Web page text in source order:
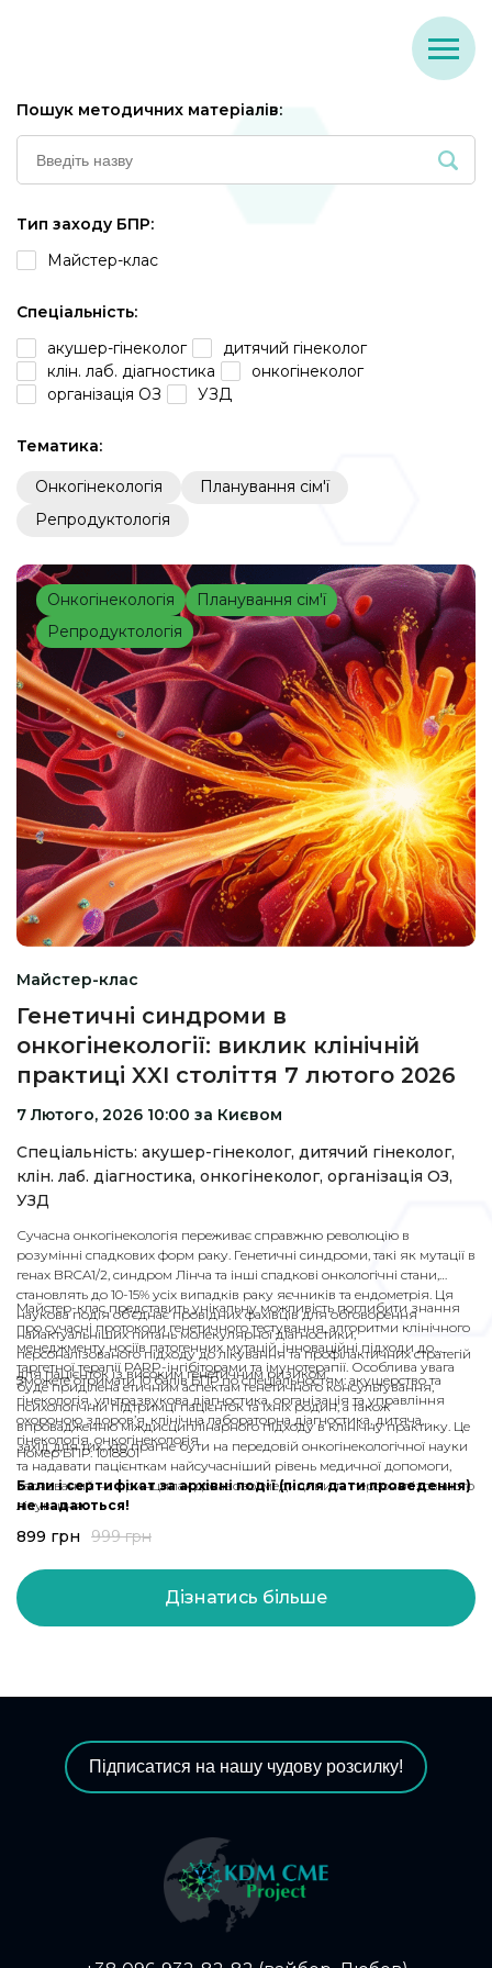
Пошук методичних матеріалів:
Тип заходу БПР:
Майстер-клас
Спеціальність:
акушер-гінеколог
дитячий гінеколог
клін. лаб. діагностика
онкогінеколог
організація ОЗ
УЗД
Тематика:
Онкогінекологія
Планування сім'ї
Репродуктологія
Онкогінекологія
Планування сім'ї
Репродуктологія
Майстер-клас
Генетичні синдроми в
онкогінекології: виклик клінічній
практиці XXI століття 7 лютого 2026
7 Лютого, 2026 10:00 за Києвом
Спеціальність: акушер-гінеколог, дитячий гінеколог,
клін. лаб. діагностика, онкогінеколог, організація ОЗ,
УЗД
Сучасна онкогінекологія переживає справжню революцію в
розумінні спадкових форм раку. Генетичні синдроми, такі як мутації в
генах BRCA1/2, синдром Лінча та інші спадкові онкологічні стани,
становлять до 10-15% усіх випадків раку яєчників та ендометрія. Ця
наукова подія об’єднає провідних фахівців для обговорення
найактуальніших питань молекулярної діагностики,
персоналізованого підходу до лікування та профілактичних стратегій
для пацієнток із високим генетичним ризиком.
Майстер-клас представить унікальну можливість поглибити знання
про сучасні протоколи генетичного тестування, алгоритми клінічного
менеджменту носіїв патогенних мутацій, інноваційні підходи до
таргетної терапії PARP-інгібіторами та імунотерапії. Особлива увага
буде приділена етичним аспектам генетичного консультування,
психологічній підтримці пацієнток та їхніх родин, а також
впровадженню міждисциплінарного підходу в клінічну практику. Це
захід для тих, хто прагне бути на передовій онкогінекологічної науки
та надавати пацієнткам найсучасніший рівень медичної допомоги,
заснований на принципах доказової медицини та персоналізованого
лікування.
Зможете отримати 10 балів БПР по спеціальностям: акушерство та
гінекологія, ультразвукова діагностика, організація та управління
охороною здоров’я, клінічна лабораторна діагностика, дитяча
гінекологія, онкогінекологія
Номер БПР: 1018801
Бали і сертифікат за архівні події (після дати проведення)
не надаються!
899 грн 999грн
Дізнатись більше
Підписатися на нашу чудову розсилку!